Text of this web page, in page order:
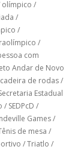
olímpico /
/
/
/
com
Andar de Novo
de rodas/
Estadual
/ SEDPcD /
Games/
de mesa /
/Triatlo /